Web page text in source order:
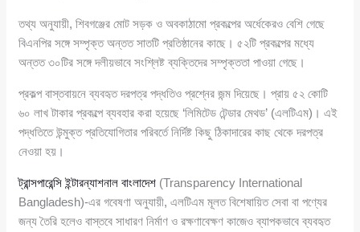
তথ্য অনুযায়ী, শিবগঞ্জের মোট সড়ক ও অবকাঠামো প্রকল্পের অর্ধেকেরও বেশি গেছে
বিএনপির সঙ্গে সম্পৃক্ত অন্তত সাতটি প্রতিষ্ঠানের কাছে। ৫২টি প্রকল্পের মধ্যে
অন্তত ৩০টির সঙ্গে দলীয়ভাবে সংশ্লিষ্ট ব্যক্তিদের সম্পৃক্ততা পাওয়া গেছে।
প্রকল্প বাস্তবায়নে ব্যবহৃত দরপত্র পদ্ধতিও প্রশ্নের জন্ম দিয়েছে। প্রায় ৫২ কোটি
৬০ লাখ টাকার প্রকল্পে ব্যবহার করা হয়েছে ‘লিমিটেড টেন্ডার মেথড’ (এলটিএম)। এই
পদ্ধতিতে উন্মুক্ত প্রতিযোগিতার পরিবর্তে নির্দিষ্ট কিছু ঠিকাদারের কাছ থেকে দরপত্র
নেওয়া হয়।
ট্রান্সপারেন্সি ইন্টারন্যাশনাল বাংলাদেশ (Transparency International
Bangladesh)-এর গবেষণা অনুযায়ী, এলটিএম মূলত বিশেষায়িত সেবা বা পণ্যের
জন্য তৈরি হলেও বাস্তবে সাধারণ নির্মাণ ও রক্ষণাবেক্ষণ কাজেও ব্যাপকভাবে ব্যবহৃত